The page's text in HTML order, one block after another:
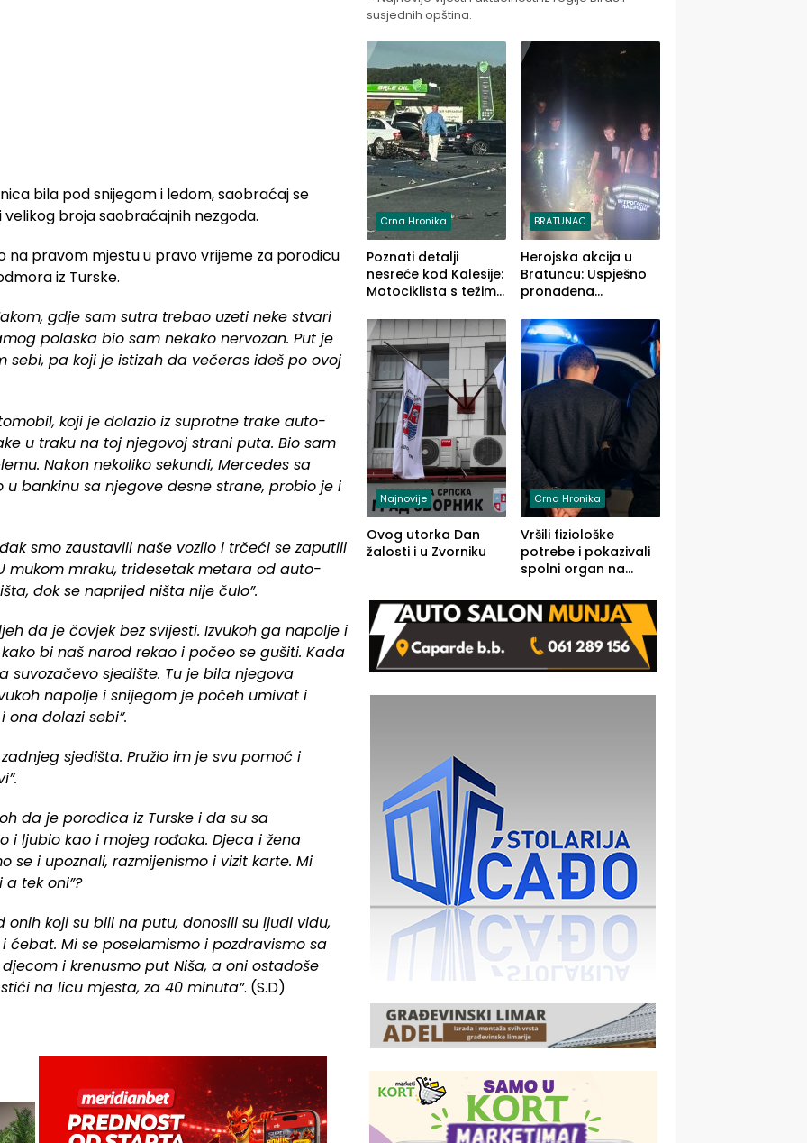
bila pod snijegom i ledom, saobraćaj se
broja saobraćajnih nezgoda.
na pravom mjestu u pravo vrijeme za porodicu
iz Turske.
gdje sam sutra trebao uzeti neke stvari
polaska bio sam nekako nervozan. Put je
sebi, pa koji je istizah da večeras ideš po ovoj
koji je dolazio iz suprotne trake auto-
u traku na toj njegovoj strani puta. Bio sam
Nakon nekoliko sekundi, Mercedes sa
bankinu sa njegove desne strane, probio je i
smo zaustavili naše vozilo i trčeći se zaputili
mukom mraku, tridesetak metara od auto-
dok se naprijed ništa nije čulo”.
da je čovjek bez svijesti. Izvukoh ga napolje i
bi naš narod rekao i počeo se gušiti. Kada
suvozačevo sjedište. Tu je bila njegova
napolje i snijegom je počeh umivat i
dolazi sebi”.
sjedišta. Pružio im je svu pomoć i
da je porodica iz Turske i da su sa
i ljubio kao i mojeg rođaka. Djeca i žena
se i upoznali, razmijenismo i vizit karte. Mi
tek oni”?
koji su bili na putu, donosili su ljudi vidu,
ćebat. Mi se poselamismo i pozdravismo sa
i krenusmo put Niša, a oni ostadoše
na licu mjesta, za 40 minuta”. (S.D)
susjednih opština.
Crna Hronika
Poznati detalji
nesreće kod Kalesije:
Motociklista s težim,
lakšim povredama
BRATUNAC
Herojska akcija u
Bratuncu: Uspješno
pronađena
a Ivanka Lazić,
rodom iz Kravice.
Najnovije
Ovog utorka Dan
žalosti i u Zvorniku
Crna Hronika
Vršili fiziološke
potrebe i pokazivali
spolni organ na
uslijedile kazne